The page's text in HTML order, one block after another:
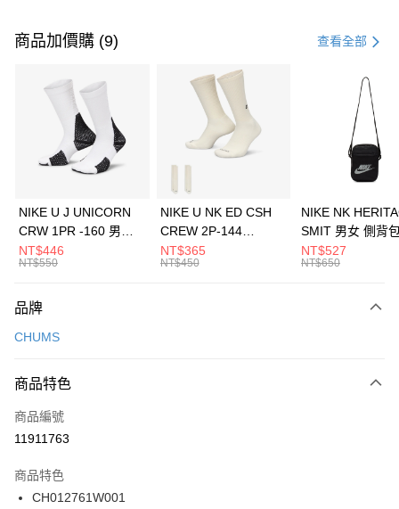
信用卡一次付款
3 期 0 利率 每期 21家銀行
合作金庫商業銀行
第一商業銀行
華南商業銀行
彰化商業銀行
上海商業儲蓄銀行
元大商業銀行
台灣樂天信用卡公司
Apple Pay
全盈+PAY
AFTEE先享後付
【關於「AFTEE先享後付」】
便利好安心！
３．安心：先確認商品／服務後，再付款。
【「AFTEE先享後付」結帳流程】
１．於結帳方式選擇「AFTEE先享後付」後，將跳轉至「AFTEE先享後付」
２．訂單成立數日內，您將收到繳費通知簡訊。
３．收到繳費通知簡訊後14天內，點擊此簡訊中的連結，可透過四大超商／
ATM／網路銀行／等多元方式進行付款，方視為交易完成。
運送方式
每筆NT$100，滿NT$1,500(含以上)免運費
宅配
每筆NT$100，滿NT$1,500(含以上)免運費
付款後門市自取
每筆NT$100，滿NT$1,500(含以上)免運費
商品加價購 (9) 查看全部
NIKE U J UNICORN
CRW 1PR -160 男女
中統襪 FZ3393100
NT$446
NT$550
NIKE U NK ED CSH
CREW 2P-144
EMBRDY 男女 短統襪
FZ3073133
NT$365
NT$450
NIKE NK
SMIT 男女 側背
BA5871010
NT$527
NT$650
品牌
CHUMS
商品特色
商品編號
11911763
商品特色
CH012761W001